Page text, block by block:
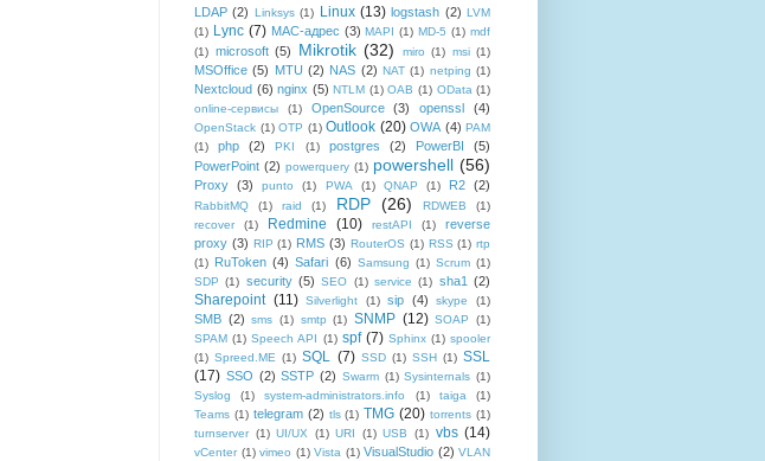
LDAP (2) Linksys (1) Linux (13) logstash (2) LVM
(1) Lync (7) MAC-адрес (3) MAPI (1) MD-5 (1) mdf
(1) microsoft (5) Mikrotik (32) miro (1) msi (1)
MSOffice (5) MTU (2) NAS (2) NAT (1) netping (1)
Nextcloud (6) nginx (5) NTLM (1) OAB (1) OData (1)
online-сервисы
(1) OpenSource (3) openssl (4)
OpenStack (1) OTP (1) Outlook (20) OWA (4) PAM
(1)
php (2) PKI (1) postgres (2) PowerBI
(5)
PowerPoint (2) powerquery (1) powershell (56)
Proxy (3) punto (1) PWA (1) QNAP (1) R2 (2)
RabbitMQ (1) raid (1) RDP (26) RDWEB
(1)
recover
(1) Redmine (10) restAPI (1)
reverse
proxy (3) RIP (1) RMS (3) RouterOS (1) RSS (1) rtp
(1) RuToken (4) Safari (6) Samsung (1) Scrum (1)
SDP (1) security (5) SEO (1) service (1) sha1 (2)
Sharepoint (11) Silverlight (1) sip (4) skype (1)
SMB (2) sms (1) smtp (1) SNMP (12) SOAP
(1)
SPAM (1) Speech API (1) spf (7) Sphinx (1) spooler
(1) Spreed.ME (1) SQL (7) SSD (1) SSH (1) SSL
(17) SSO (2) SSTP (2) Swarm (1) Sysinternals (1)
Syslog
(1) system-administrators.info (1) taiga
(1)
Teams (1) telegram (2) tls (1) TMG (20) torrents (1)
turnserver (1) UI/UX (1) URI (1) USB (1) vbs (14)
vCenter (1) vimeo (1) Vista (1) VisualStudio (2) VLAN